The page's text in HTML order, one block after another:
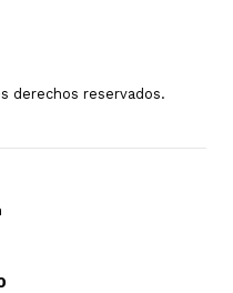
derechos reservados.